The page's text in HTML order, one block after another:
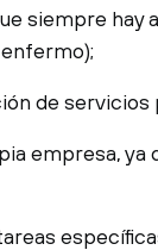
siempre hay
de
empresa,